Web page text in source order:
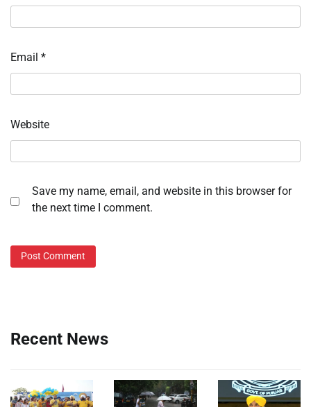
Email *
Website
Save my name, email, and website in this browser for
the next time I comment.
Recent News